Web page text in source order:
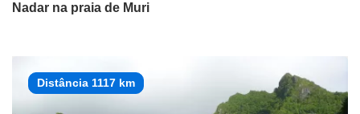
Nadar na praia de Muri
Distância 1117 km